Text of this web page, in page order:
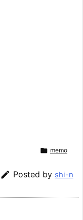
 memo
 Posted by shi-n